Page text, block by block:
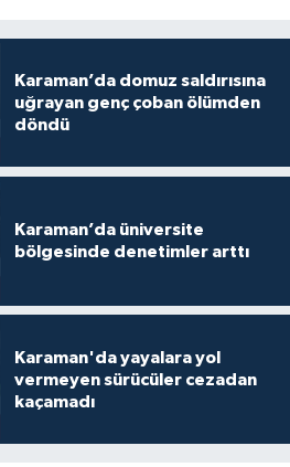
Karaman’da domuz saldırısına
uğrayan genç çoban ölümden
döndü
Karaman’da üniversite
bölgesinde denetimler arttı
Karaman'da yayalara yol
vermeyen sürücüler cezadan
kaçamadı